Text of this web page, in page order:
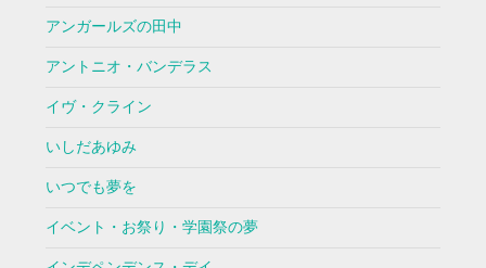
アンガールズの田中
アントニオ・バンデラス
イヴ・クライン
いしだあゆみ
いつでも夢を
イベント・お祭り・学園祭の夢